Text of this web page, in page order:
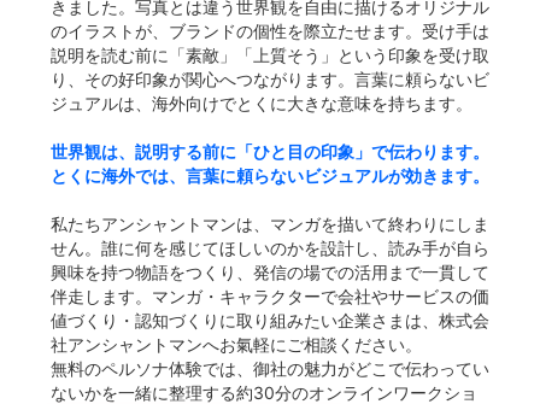
きました。写真とは違う世界観を自由に描けるオリジナル
のイラストが、ブランドの個性を際立たせます。受け手は
説明を読む前に「素敵」「上質そう」という印象を受け取
り、その好印象が関心へつながります。言葉に頼らないビ
ジュアルは、海外向けでとくに大きな意味を持ちます。
世界観は、説明する前に「ひと目の印象」で伝わります。
とくに海外では、言葉に頼らないビジュアルが効きます。
私たちアンシャントマンは、マンガを描いて終わりにしま
せん。誰に何を感じてほしいのかを設計し、読み手が自ら
興味を持つ物語をつくり、発信の場での活用まで一貫して
伴走します。マンガ・キャラクターで会社やサービスの価
値づくり・認知づくりに取り組みたい企業さまは、株式会
社アンシャントマンへお氣軽にご相談ください。
無料のペルソナ体験では、御社の魅力がどこで伝わってい
ないかを一緒に整理する約30分のオンラインワークショ